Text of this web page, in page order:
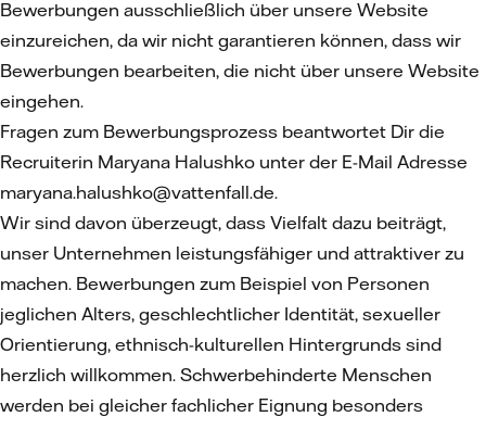
Bewerbungen ausschließlich über unsere Website
einzureichen, da wir nicht garantieren können, dass wir
Bewerbungen bearbeiten, die nicht über unsere Website
eingehen.
Fragen zum Bewerbungsprozess beantwortet Dir die
Recruiterin Maryana Halushko unter der E-Mail Adresse
maryana.halushko@vattenfall.de.
Wir sind davon überzeugt, dass Vielfalt dazu beiträgt,
unser Unternehmen leistungsfähiger und attraktiver zu
machen. Bewerbungen zum Beispiel von Personen
jeglichen Alters, geschlechtlicher Identität, sexueller
Orientierung, ethnisch-kulturellen Hintergrunds sind
herzlich willkommen. Schwerbehinderte Menschen
werden bei gleicher fachlicher Eignung besonders